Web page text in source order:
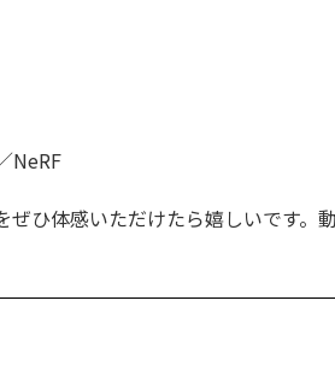
NeRF
ひ体感いただけたら嬉しいです